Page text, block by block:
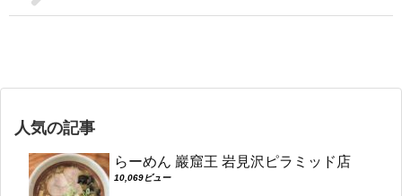
人気の記事
らーめん 巖窟王 岩見沢ピラミッド店
10,069ビュー